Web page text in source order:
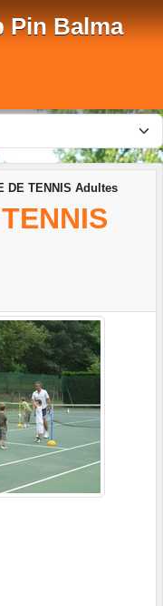
Pin Balma
DE TENNIS Adultes